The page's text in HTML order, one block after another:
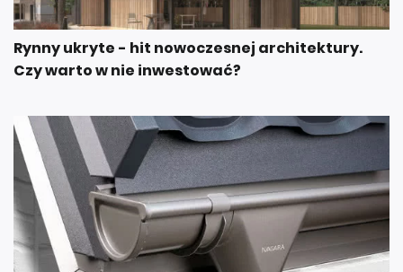
Rynny ukryte - hit nowoczesnej architektury.
Czy warto w nie inwestować?